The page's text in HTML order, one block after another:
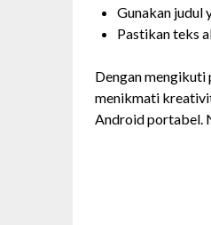
Gunakan judul
Pastikan teks
Dengan mengikuti
menikmati
Android portabel.